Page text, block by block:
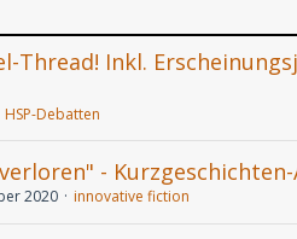
Thread! Inkl.
HSP-Debatten
-
2020 innovative fiction